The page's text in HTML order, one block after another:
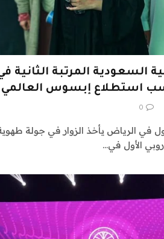
السعودية المرتبة الثانية
استطلاع إبسوس العالمي
0
في الرياض يأخذ الزوار في جولة
الأول في…